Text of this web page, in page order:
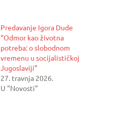
Predavanje Igora Dude
“Odmor kao životna
potreba: o slobodnom
vremenu u socijalističkoj
Jugoslaviji”
27. travnja 2026.
U "Novosti"